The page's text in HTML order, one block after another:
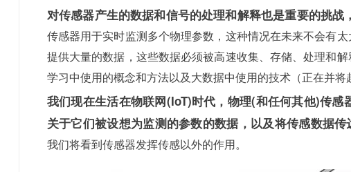
对传感器产生的数据和信号的处理和解释也是重要的挑战
传感器用于实时监测多个物理参数，这种情况在未来不会有
提供大量的数据，这些数据必须被高速收集、存储、处理和
学习中使用的概念和方法以及大数据中使用的技术（正在并将
我们现在生活在物联网(IoT)时代，物理(和任何其他)传
关于它们被设想为监测的参数的数据，以及将传感数据传
我们将看到传感器发挥传感以外的作用。